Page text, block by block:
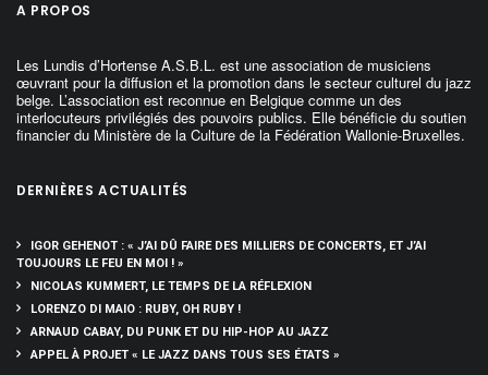
A PROPOS
Les Lundis d’Hortense A.S.B.L. est une association de musiciens
œuvrant pour la diffusion et la promotion dans le secteur culturel du jazz
belge. L’association est reconnue en Belgique comme un des
interlocuteurs privilégiés des pouvoirs publics. Elle bénéficie du soutien
financier du Ministère de la Culture de la Fédération Wallonie-Bruxelles.
DERNIÈRES ACTUALITÉS
IGOR GEHENOT : « J’AI DÛ FAIRE DES MILLIERS DE CONCERTS, ET J’AI
TOUJOURS LE FEU EN MOI ! »
NICOLAS KUMMERT, LE TEMPS DE LA RÉFLEXION
LORENZO DI MAIO : RUBY, OH RUBY !
ARNAUD CABAY, DU PUNK ET DU HIP-HOP AU JAZZ
APPEL À PROJET « LE JAZZ DANS TOUS SES ÉTATS »